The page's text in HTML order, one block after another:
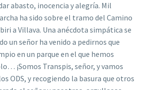
abasto, inocencia y alegría. Mil
ha sido sobre el tramo del Camino
a Villava. Una anécdota simpática se
un señor ha venido a pedirnos que
en un parque en el que hemos
¡Somos Transpis, señor, y vamos
ODS, y recogiendo la basura que otros